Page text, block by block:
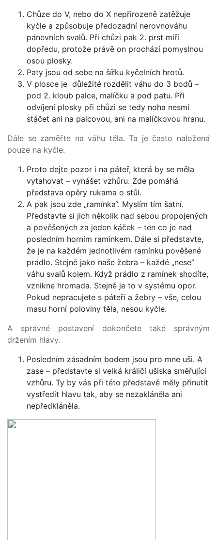
Chůze do V, nebo do X nepřirozeně zatěžuje
kyčle a způsobuje předozadní nerovnováhu
pánevních svalů. Při chůzi pak 2. prst míří
dopředu, protože právě on prochází pomyslnou
osou plosky.
Paty jsou od sebe na šířku kyčelních hrotů.
V plosce je důležité rozdělit váhu do 3 bodů –
pod 2. kloub palce, malíčku a pod patu. Při
odvíjení plosky při chůzi se tedy noha nesmí
stáčet ani na palcovou, ani na malíčkovou hranu.
Dále se zaměřte na váhu těla. Ta je často naložená
pouze na kyčle.
Proto dejte pozor i na páteř, která by se měla
vytahovat – vynášet vzhůru. Zde pomáhá
představa opěry rukama o stůl.
A pak jsou zde „ramínka“. Myslím tím šatní.
Představte si jich několik nad sebou propojených
a pověšených za jeden káček – ten co je nad
posledním horním ramínkem. Dále si představte,
že je na každém jednotlivém ramínku pověšené
prádlo. Stejně jako naše žebra – každé „nese“
váhu svalů kolem. Když prádlo z ramínek shodíte,
vznikne hromada. Stejně je to v systému opor.
Pokud nepracujete s páteří a žebry – vše, celou
masu horní poloviny těla, nesou kyčle.
A správné postavení dokončete také správným
držením hlavy.
Posledním zásadním bodem jsou pro mne uši. A
zase – představte si velká králičí ušiska směřující
vzhůru. Ty by vás při této představě měly přinutit
vystředit hlavu tak, aby se nezakláněla ani
nepředkláněla.